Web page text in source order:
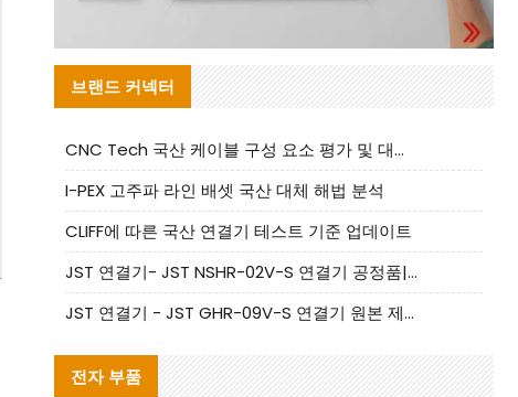
브랜드 커넥터
CNC Tech 국산 케이블 구성 요소 평가 및 대량 생산 적합성 가이드
I-PEX 고주파 라인 배셋 국산 대체 해법 분석
CLIFF에 따른 국산 연결기 테스트 기준 업데이트
JST 연결기- JST NSHR-02V-S 연결기 공정품|대체품 제공
JST 연결기 - JST GHR-09V-S 연결기 원본 제품 제공 | 대체품 제공
전자 부품